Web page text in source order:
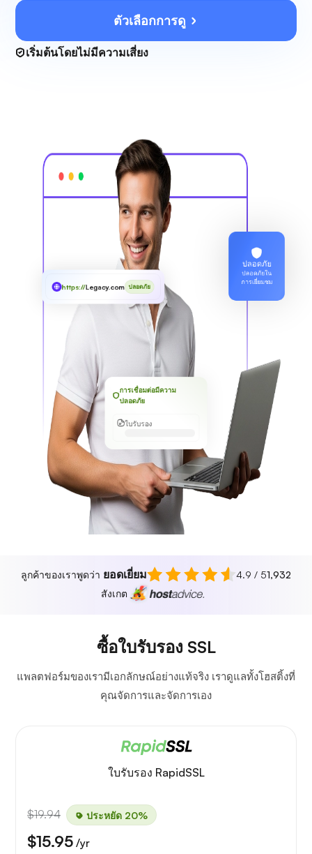
ตัวเลือกการดู
เริ่มต้นโดยไม่มีความเสี่ยง
ปลอดภัย
ปลอดภัยใน
การเยี่ยมชม
https://Legacy.com ปลอดภัย
การเชื่อมต่อมีความ
ปลอดภัย
ใบรับรอง
ลูกค้าของเราพูดว่า ยอดเยี่ยม 4.9 / 51,932
สังเกต
ซื้อใบรับรอง SSL
แพลตฟอร์มของเรามีเอกลักษณ์อย่างแท้จริง เราดูแลทั้งโฮสติ้งที่
คุณจัดการและจัดการเอง
ใบรับรอง RapidSSL
$19.94 ประหยัด 20%
$15.95 /yr